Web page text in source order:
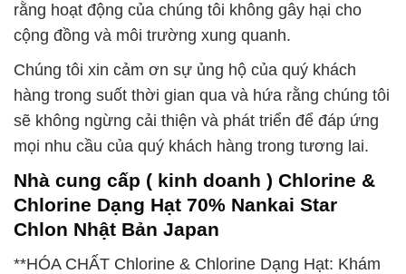
rằng hoạt động của chúng tôi không gây hại cho
cộng đồng và môi trường xung quanh.
Chúng tôi xin cảm ơn sự ủng hộ của quý khách
hàng trong suốt thời gian qua và hứa rằng chúng tôi
sẽ không ngừng cải thiện và phát triển để đáp ứng
mọi nhu cầu của quý khách hàng trong tương lai.
Nhà cung cấp ( kinh doanh ) Chlorine &
Chlorine Dạng Hạt 70% Nankai Star
Chlon Nhật Bản Japan
**HÓA CHẤT Chlorine & Chlorine Dạng Hạt: Khám